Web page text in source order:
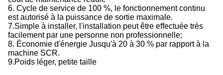
6. Cycle de service de 100 %, le fonctionnement continu
est autorisé à la puissance de sortie maximale.
7.Simple à installer, l'installation peut être effectuée très
facilement par une personne non professionnelle;
8. Économie d'énergie Jusqu'à 20 à 30 % par rapport à la
machine SCR.
9.Poids léger, petite taille